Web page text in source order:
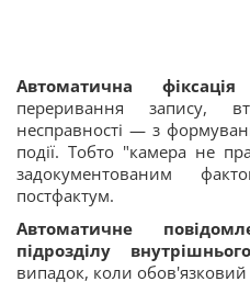
Автоматична
переривання запису,
несправності — з
події. Тобто "камера не
задокументованим
постфактум.
Автоматичне
підрозділу
випадок, коли обов'язковий